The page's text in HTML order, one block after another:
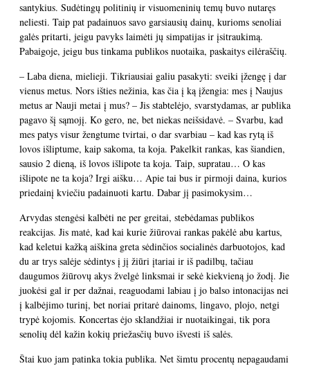
santykius. Sudėtingų politinių ir visuomeninių temų buvo nutaręs
neliesti. Taip pat padainuos savo garsiausių dainų, kurioms senoliai
galės pritarti, jeigu pavyks laimėti jų simpatijas ir įsitraukimą.
Pabaigoje, jeigu bus tinkama publikos nuotaika, paskaitys eilėraščių.
– Laba diena, mielieji. Tikriausiai galiu pasakyti: sveiki įžengę į dar
vienus metus. Nors išties nežinia, kas čia į ką įžengia: mes į Naujus
metus ar Nauji metai į mus? – Jis stabtelėjo, svarstydamas, ar publika
pagavo šį sąmojį. Ko gero, ne, bet niekas neišsidavė. – Svarbu, kad
mes patys visur žengtume tvirtai, o dar svarbiau – kad kas rytą iš
lovos išliptume, kaip sakoma, ta koja. Pakelkit rankas, kas šiandien,
sausio 2 dieną, iš lovos išlipote ta koja. Taip, supratau… O kas
išlipote ne ta koja? Irgi aišku… Apie tai bus ir pirmoji daina, kurios
priedainį kviečiu padainuoti kartu. Dabar jį pasimokysim…
Arvydas stengėsi kalbėti ne per greitai, stebėdamas publikos
reakcijas. Jis matė, kad kai kurie žiūrovai rankas pakėlė abu kartus,
kad keletui kažką aiškina greta sėdinčios socialinės darbuotojos, kad
du ar trys salėje sėdintys į jį žiūri įtariai ir iš padilbų, tačiau
daugumos žiūrovų akys žvelgė linksmai ir sekė kiekvieną jo žodį. Jie
juokėsi gal ir per dažnai, reaguodami labiau į jo balso intonacijas nei
į kalbėjimo turinį, bet noriai pritarė dainoms, lingavo, plojo, netgi
trypė kojomis. Koncertas ėjo sklandžiai ir nuotaikingai, tik pora
senolių dėl kažin kokių priežasčių buvo išvesti iš salės.
Štai kuo jam patinka tokia publika. Net šimtu procentų nepagaudami